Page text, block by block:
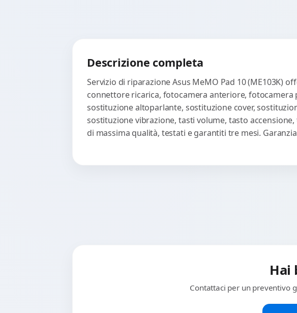
Descrizione completa
Servizio di riparazione Asus MeMO Pad 10 (ME103K)
connettore ricarica, fotocamera anteriore,
sostituzione altoparlante, sostituzione cover,
sostituzione vibrazione, tasti volume, tasto
di massima qualità, testati e garantiti tre mesi.
Hai
Contattaci per un preventivo